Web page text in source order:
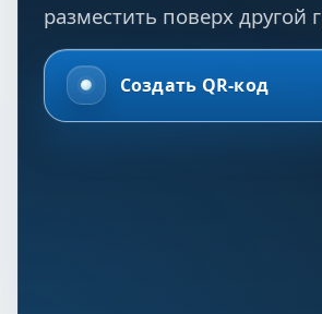
разместить поверх другой
Создать QR-код